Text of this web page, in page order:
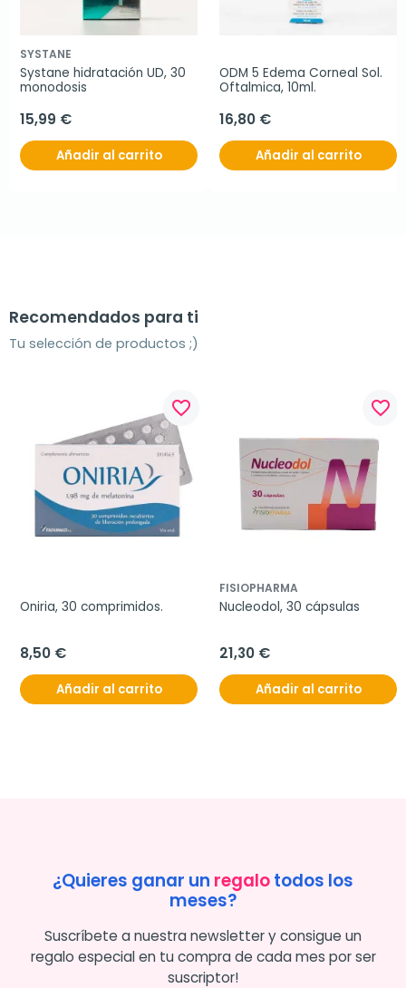
SYSTANE
Systane hidratación UD, 30
monodosis
15,99 €
Añadir al carrito
ODM 5 Edema Corneal Sol.
Oftalmica, 10ml.
16,80 €
Añadir al carrito
Recomendados para ti
Tu selección de productos ;)
favorite_border
Oniria, 30 comprimidos.
8,50 €
Añadir al carrito
favorite_border
FISIOPHARMA
Nucleodol, 30 cápsulas
21,30 €
Añadir al carrito
¿Quieres ganar un regalotodos los
meses?
Suscríbete a nuestra newsletter y consigue un
regalo especial en tu compra de cada mes por ser
suscriptor!